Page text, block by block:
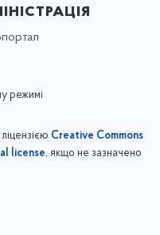
режимі
Creative Commons
license, якщо не зазначено